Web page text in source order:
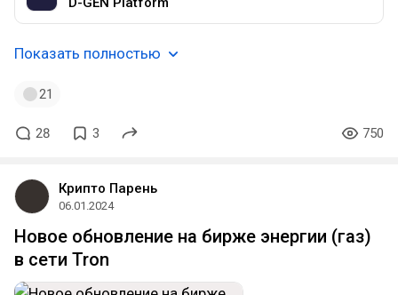
Показать полностью
21
28 3 750
Крипто Парень
06.01.2024
Новое обновление на бирже энергии (газ)
в сети Tron